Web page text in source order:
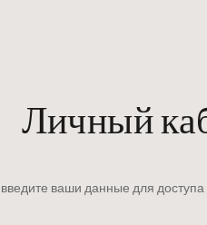
Личный
ваши данные для